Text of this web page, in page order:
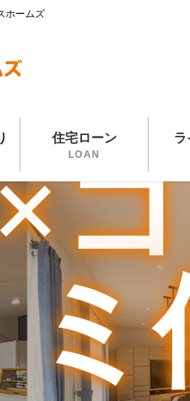
ホームズ
住宅ローン
LOAN
ミ